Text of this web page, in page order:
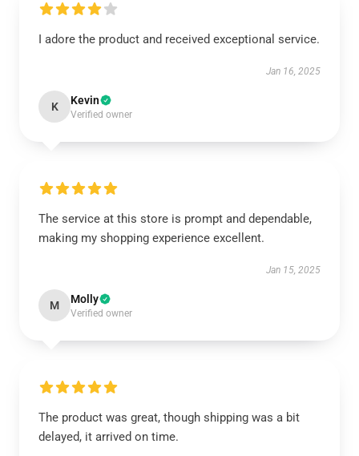
I adore the product and received exceptional service.
Jan 16, 2025
K Kevin
Verified owner
The service at this store is prompt and dependable,
making my shopping experience excellent.
Jan 15, 2025
M Molly
Verified owner
The product was great, though shipping was a bit
delayed, it arrived on time.